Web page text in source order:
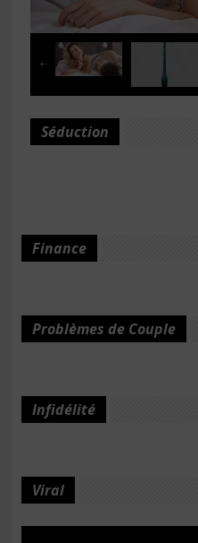
Séduction
Finance
Problèmes de Couple
Infidélité
Viral